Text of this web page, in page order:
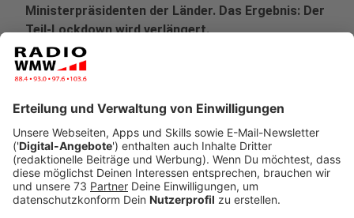
Ministerpräsidenten der Länder. Das Ergebnis: Der
Teil-Lockdown wird verlängert.
Veröffentlicht:
Anzeige
Nur Empfehlungen für die eigenen vier
Wände